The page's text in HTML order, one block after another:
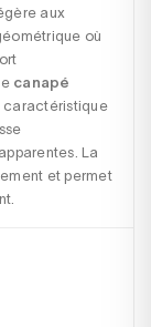
aux
où
canapé
caractéristique
La
et permet